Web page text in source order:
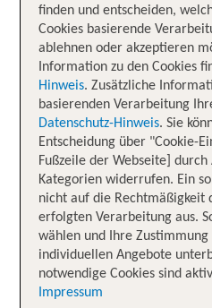
finden und entscheiden,
Cookies basierende
ablehnen oder akzeptieren
Information zu den Cookies
Hinweis. Zusätzliche
basierenden Verarbeitung
Datenschutz-Hinweis. Sie
Entscheidung über "Cookie-
Fußzeile der Webseite] durch
Kategorien widerrufen. Ein
nicht auf die Rechtmäßigkeit
erfolgten Verarbeitung aus.
wählen und Ihre
individuellen Angebote
notwendige Cookies sind
Impressum